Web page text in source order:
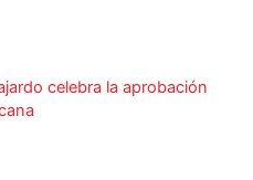
celebra la aprobación